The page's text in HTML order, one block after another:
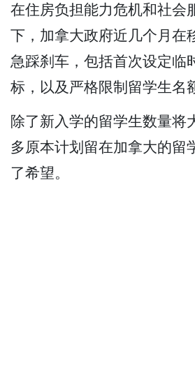
在住房负担能力危机和社会
下，加拿大政府近几个月在
急踩刹车，包括首次设定临
标，以及严格限制留学生名
除了新入学的留学生数量将
多原本计划留在加拿大的留
了希望。